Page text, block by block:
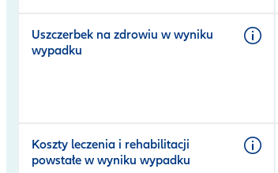
Uszczerbek na zdrowiu w wyniku
wypadku
Koszty leczenia i rehabilitacji
powstałe w wyniku wypadku